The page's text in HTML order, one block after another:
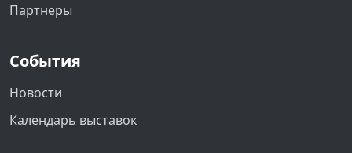
Партнеры
События
Новости
Календарь выставок